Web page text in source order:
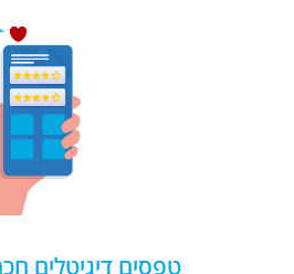
טפסים דיגיטלים